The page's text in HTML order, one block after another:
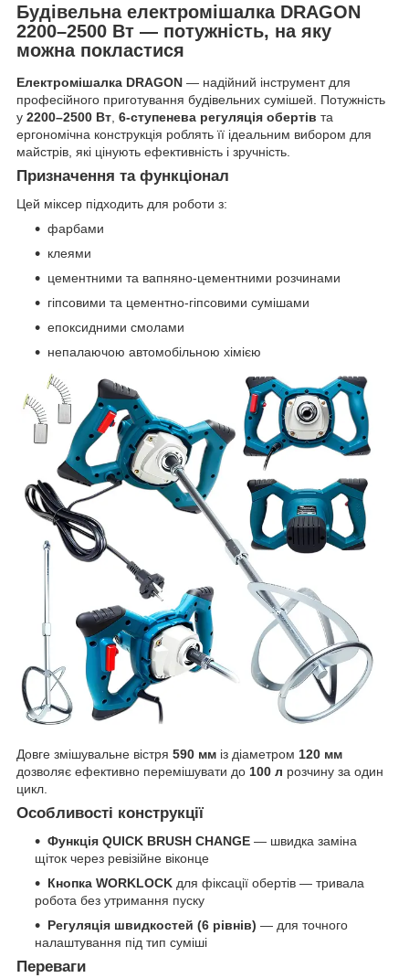
Будівельна електромішалка DRAGON
2200–2500 Вт — потужність, на яку
можна покластися
Електромішалка DRAGON — надійний інструмент для
професійного приготування будівельних сумішей. Потужність
у 2200–2500 Вт, 6-ступенева регуляція обертів та
ергономічна конструкція роблять її ідеальним вибором для
майстрів, які цінують ефективність і зручність.
Призначення та функціонал
Цей міксер підходить для роботи з:
фарбами
клеями
цементними та вапняно-цементними розчинами
гіпсовими та цементно-гіпсовими сумішами
епоксидними смолами
непалаючою автомобільною хімією
Довге змішувальне вістря 590 мм із діаметром 120 мм
дозволяє ефективно перемішувати до 100 л розчину за один
цикл.
Особливості конструкції
Функція QUICK BRUSH CHANGE — швидка заміна
щіток через ревізійне віконце
Кнопка WORKLOCK для фіксації обертів — тривала
робота без утримання пуску
Регуляція швидкостей (6 рівнів) — для точного
налаштування під тип суміші
Переваги